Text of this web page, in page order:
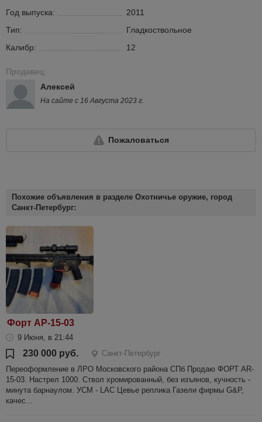
Год выпуска:
2011
Тип:
Гладкоствольное
Калибр:
12
Продавец:
Алексей
На сайте с 16 Августа 2023 г.
Пожаловаться
Похожие объявления в разделе Охотничье оружие, город
Санкт-Петербург:
Форт АР-15-03
9 Июня, в 21:44
230 000 руб.
Санкт-Петербург
Переоформление в ЛРО Московского района СПб Продаю ФОРТ AR-
15-03. Настрел 1000. Ствол хромированный, без изъянов, кучность -
минута барнаулом. УСМ - LAC Цевье реплика Газели фирмы G&P,
качес...